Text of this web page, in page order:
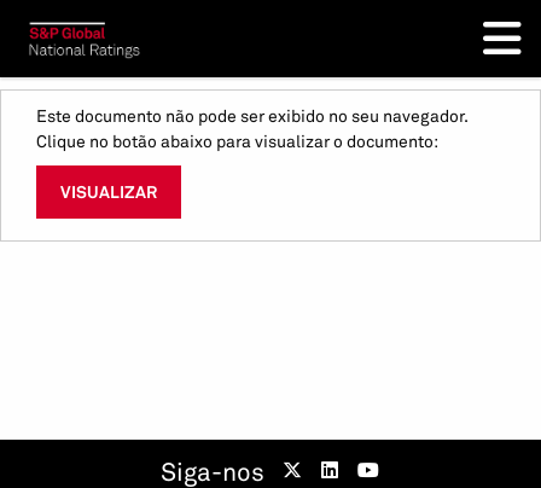
Este documento não pode ser exibido no seu navegador.
Clique no botão abaixo para visualizar o documento:
VISUALIZAR
Siga-nos